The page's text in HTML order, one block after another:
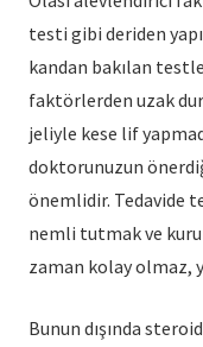
testi gibi deriden
kandan bakılan
faktörlerden uzak
jeliyle kese lif
doktorunuzun
önemlidir. Tedavide
nemli tutmak ve
zaman kolay olmaz,
Bunun dışında